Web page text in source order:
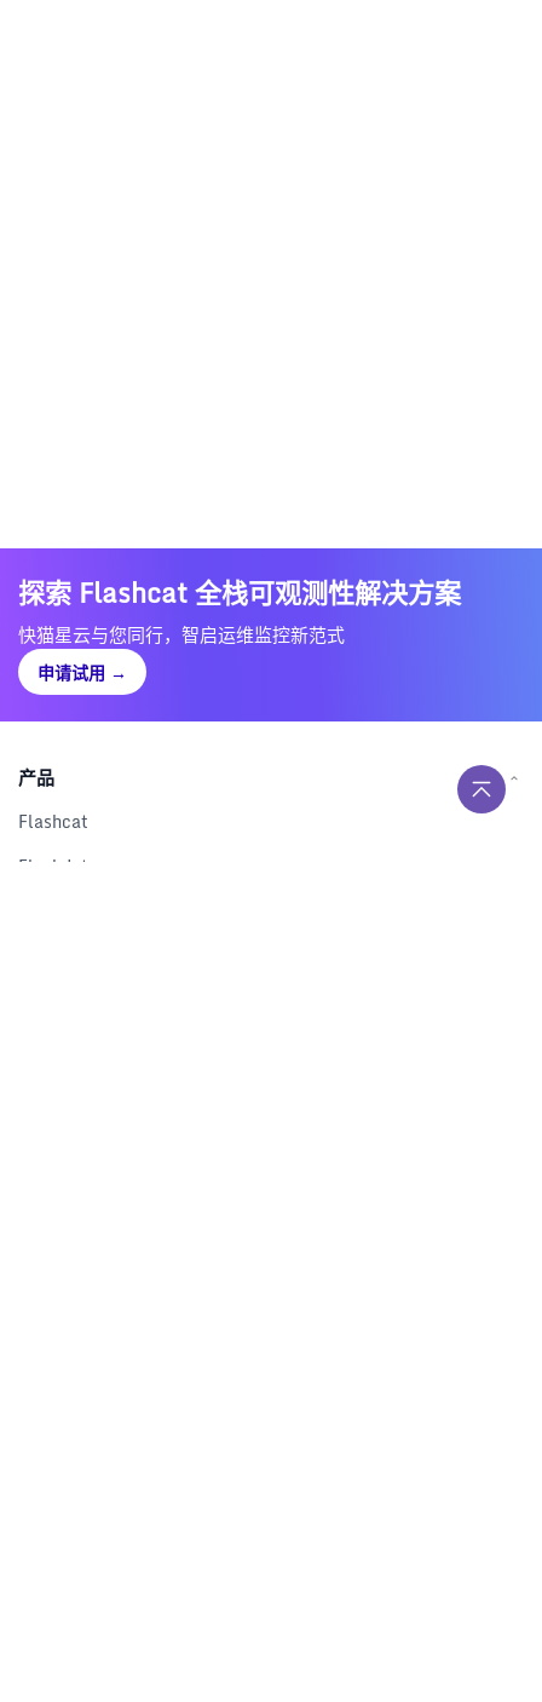
探索 Flashcat 全栈可观测性解决方案
快猫星云与您同行，智启运维监控新范式
申请试用 →
产品
Flashcat
Flashduty